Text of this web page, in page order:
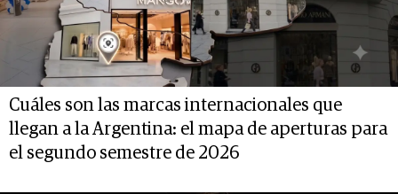
Cuáles son las marcas internacionales que
llegan a la Argentina: el mapa de aperturas para
el segundo semestre de 2026